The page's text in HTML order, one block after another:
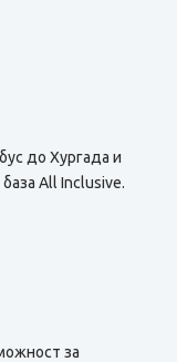
до Хургада и
All Inclusive.
за